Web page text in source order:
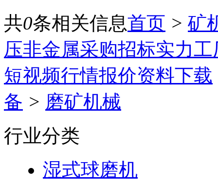
共0条相关信息首页 > 矿
压非金属采购招标实力工
短视频行情报价资料下载
备 > 磨矿机械
行业分类
湿式球磨机